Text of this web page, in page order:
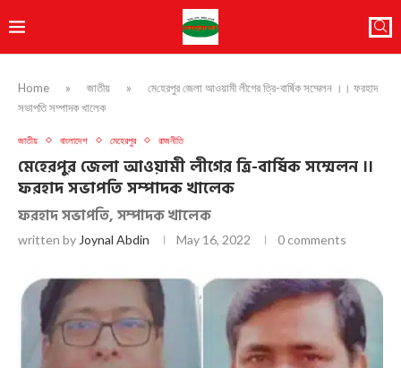
Home » জাতীয় »
মে‌হেরপুর জেলা আওয়ামী লীগের ত্রি-বার্ষিক সম্মেলন ।। ফরহাদ
সভাপতি সম্পাদক খালেক
জাতীয় বাংলাদেশ মেহেরপুর রাজনীতি
মে‌হেরপুর জেলা আওয়ামী লীগের ত্রি-বার্ষিক সম্মেলন ।।
ফরহাদ সভাপতি সম্পাদক খালেক
ফরহাদ সভাপতি, সম্পাদক খালেক
written by Joynal Abdin May 16, 2022 0 comments